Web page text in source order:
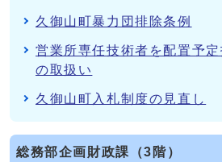
久御山町暴力団排除条例
営業所専任技術者を配置予
の取扱い
久御山町入札制度の見直し
総務部企画財政課（3階）